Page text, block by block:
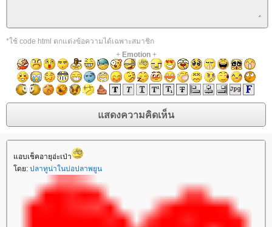
*ใช้ code html ตกแต่งข้อความได้เฉพาะสมาชิก
+ Emotion+
อบเช็คอายุอ่ะเป่า
ดย: ปลาทูน่าในบ่อปลาพยูน